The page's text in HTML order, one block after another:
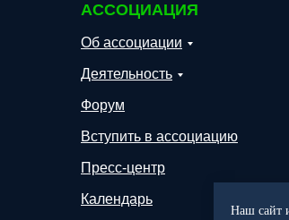
АССОЦИАЦИЯ
Об ассоциации
Деятельность
Форум
Вступить в ассоциацию
Пресс-центр
Календарь
Наш сайт